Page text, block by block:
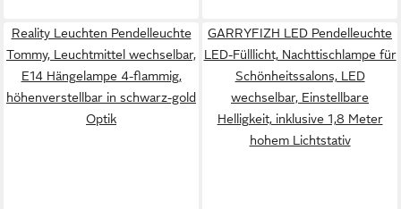
Reality Leuchten Pendelleuchte
Tommy, Leuchtmittel wechselbar,
E14 Hängelampe 4-flammig,
höhenverstellbar in schwarz-gold
Optik
GARRYFIZH LED Pendelleuchte
LED-Fülllicht, Nachttischlampe für
Schönheitssalons, LED
wechselbar, Einstellbare
Helligkeit, inklusive 1,8 Meter
hohem Lichtstativ